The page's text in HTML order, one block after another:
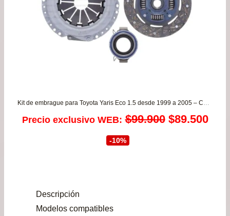
Precio exclusivo WEB: $99.900 El
$89.500El
-10%
Descripción
Modelos compatibles